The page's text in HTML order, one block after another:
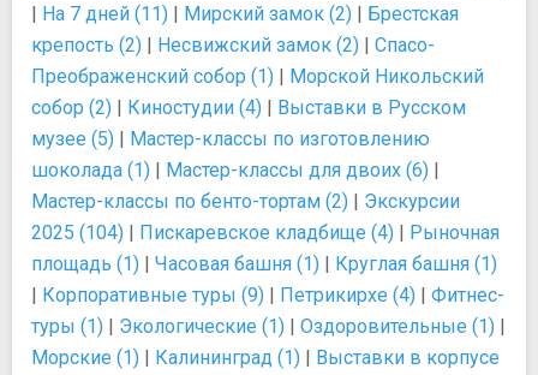
| На 7 дней (11) | Мирский замок (2) | Брестская
крепость (2) | Несвижский замок (2) | Спасо-
Преображенский собор (1) | Морской Никольский
собор (2) | Киностудии (4) | Выставки в Русском
музее (5) | Мастер-классы по изготовлению
шоколада (1) | Мастер-классы для двоих (6) |
Мастер-классы по бенто-тортам (2) | Экскурсии
2025 (104) | Пискаревское кладбище (4) | Рыночная
площадь (1) | Часовая башня (1) | Круглая башня (1)
| Корпоративные туры (9) | Петрикирхе (4) | Фитнес-
туры (1) | Экологические (1) | Оздоровительные (1) |
Морские (1) | Калининград (1) | Выставки в корпусе